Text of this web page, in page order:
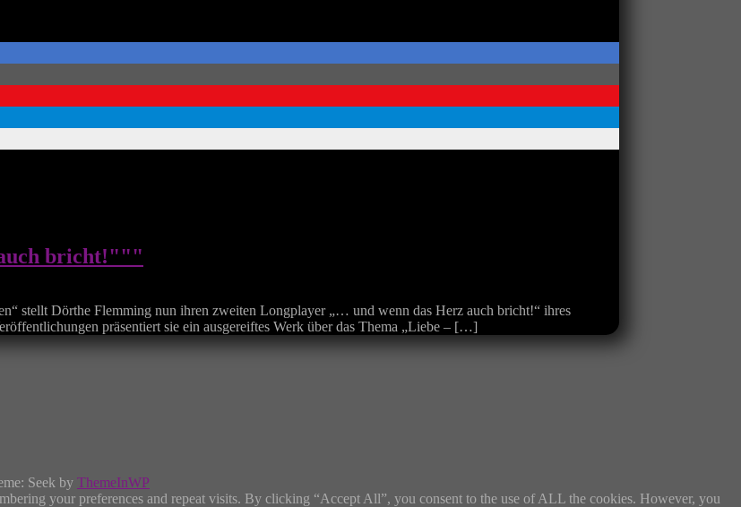
auch bricht!"""
stellt Dörthe Flemming nun ihren zweiten Longplayer „… und wenn das Herz auch bricht!“ ihres
präsentiert sie ein ausgereiftes Werk über das Thema „Liebe – […]
Seek by ThemeInWP
your preferences and repeat visits. By clicking “Accept All”, you consent to the use of ALL the cookies. However, you